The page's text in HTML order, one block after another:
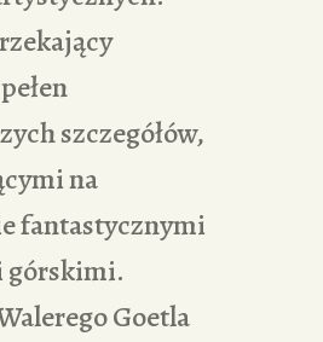
szczegółów,
na
fantastycznymi
górskimi.
Goetla